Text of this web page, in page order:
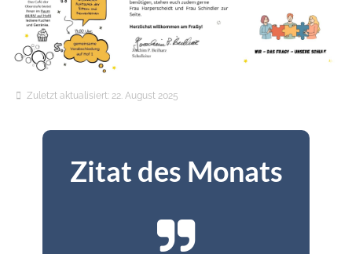
Details
Zuletzt aktualisiert: 22. August 2025
Zitat des Monats